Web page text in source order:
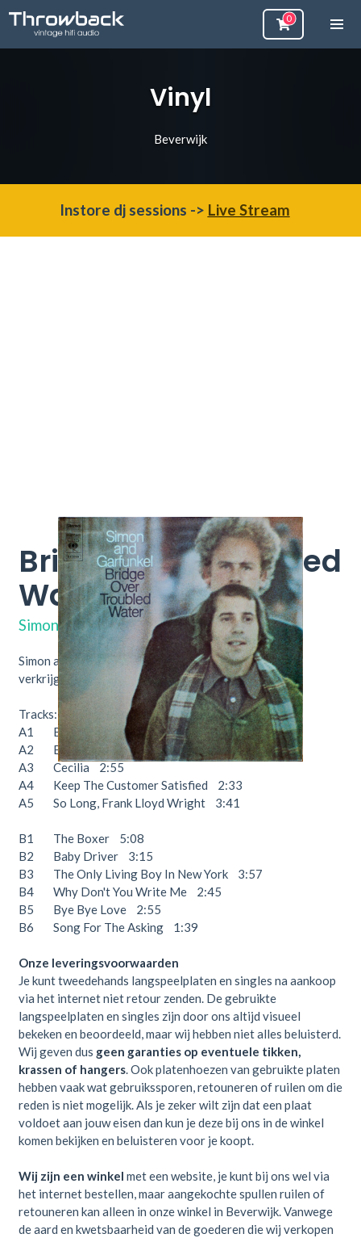
Vinyl
Beverwijk
Instore dj sessions -> Live Stream
Bridge Over Troubled
Water S 63699
Simon And Garfunkel
Simon and Garfunkel - Bridge over troubled water. Nu
verkrijgbaar bij Throwback Vintage Hifi & Vinyl.
Tracks:
A1 Bridge Over Troubled Water 4:52
A2 El Condor Pasa 3:06
A3 Cecilia 2:55
A4 Keep The Customer Satisfied 2:33
A5 So Long, Frank Lloyd Wright 3:41
B1 The Boxer 5:08
B2 Baby Driver 3:15
B3 The Only Living Boy In New York 3:57
B4 Why Don't You Write Me 2:45
B5 Bye Bye Love 2:55
B6 Song For The Asking 1:39
Onze leveringsvoorwaarden
Je kunt tweedehands langspeelplaten en singles na aankoop
via het internet niet retour zenden. De gebruikte
langspeelplaten en singles zijn door ons altijd visueel
bekeken en beoordeeld, maar wij hebben niet alles beluisterd.
Wij geven dus geen garanties op eventuele tikken,
krassen of hangers. Ook platenhoezen van gebruikte platen
hebben vaak wat gebruikssporen, retouneren of ruilen om die
reden is niet mogelijk. Als je zeker wilt zijn dat een plaat
voldoet aan jouw eisen dan kun je deze bij ons in de winkel
komen bekijken en beluisteren voor je koopt.
Wij zijn een winkel met een website, je kunt bij ons wel via
het internet bestellen, maar aangekochte spullen ruilen of
retouneren kan alleen in onze winkel in Beverwijk. Vanwege
de aard en kwetsbaarheid van de goederen die wij verkopen